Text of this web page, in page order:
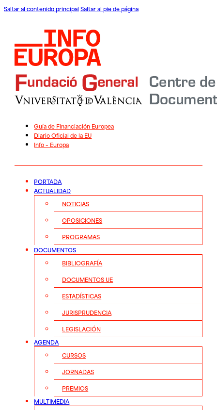
Saltar al contenido principal Saltar al pie de página
Guía de Financiación Europea
Diario Oficial de la EU
Info – Europa
PORTADA
ACTUALIDAD
NOTICIAS
OPOSICIONES
PROGRAMAS
DOCUMENTOS
BIBLIOGRAFÍA
DOCUMENTOS UE
ESTADÍSTICAS
JURISPRUDENCIA
LEGISLACIÓN
AGENDA
CURSOS
JORNADAS
PREMIOS
MULTIMEDIA